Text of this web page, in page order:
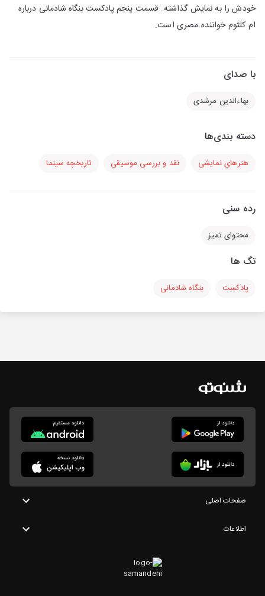
خودش را به نمایش گذاشته. قسمت پنجم پادکست بنگاه شادمانی درباره
ام کلثوم خواننده مصری است.
با صدای
بهاءالدین مرشدی
دسته بندی‌ها
هنرهای نمایشی نقد و بررسی موسیقی تاریخچه سینما
رده سنی
محتوای تمیز
تگ ها
پادکست بنگاه شادمانی
صفحات اصلی
اطلاعات